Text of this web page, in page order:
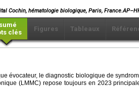
Cochin, hématologie biologique, Paris,
clés
Figures Tableaux
évocateur, le diagnostic biologique de
(LMMC) repose toujours en 2023